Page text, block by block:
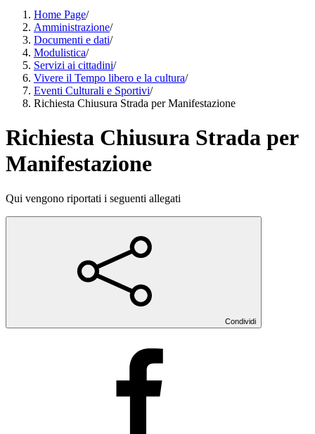
Home Page/
Amministrazione/
Documenti e dati/
Modulistica/
Servizi ai cittadini/
Vivere il Tempo libero e la cultura/
Eventi Culturali e Sportivi/
Richiesta Chiusura Strada per Manifestazione
Richiesta Chiusura Strada per
Manifestazione
Qui vengono riportati i seguenti allegati
Condividi